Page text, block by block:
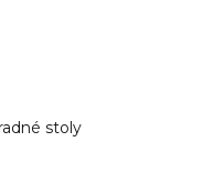
stoly